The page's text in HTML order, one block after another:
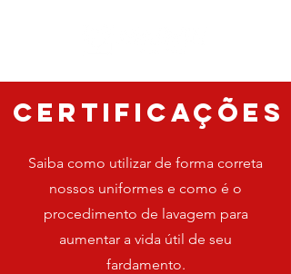
CERTIFICAÇÕES
Saiba como utilizar de forma correta
nossos uniformes e como é o
procedimento de lavagem para
aumentar a vida útil de seu
fardamento.